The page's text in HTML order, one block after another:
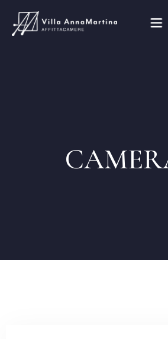
Contatti